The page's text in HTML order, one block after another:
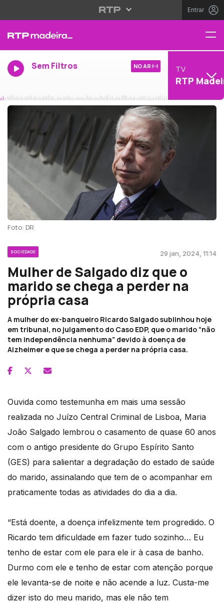
Entrar
Sem Filtros NO AR TV
RTP
Foto: DR
SOCIEDADE 29 jan, 2024, 11:14
Mulher de Salgado diz que o
marido se chega a perder na
própria casa
A mulher do ex-banqueiro Ricardo Salgado sublinhou hoje
em tribunal, no julgamento do Caso EDP, que o marido “não
tem independência nenhuma” devido à doença de
Alzheimer e que se chega a perder na própria casa.
Ouvida como testemunha em mais uma sessão
realizada no Juízo Central Criminal de Lisboa, Maria
João Salgado lembrou o casamento de quase 60 anos
com o antigo presidente do Grupo Espírito Santo
(GES) para salientar a degradação do estado de saúde
do marido, assinalando que tem de o acompanhar em
praticamente todas as atividades do dia a dia.
“Está doente, a doença infelizmente tem progredido. O
Ricardo tem dificuldade em fazer tudo sozinho… Eu
tenho de estar com ele para ele ir à casa de banho.
Durmo com ele e tenho de estar com atenção porque
ele levanta-se de noite e não acende a luz. Custa-me
dizer isto do meu marido, mas ele não tem